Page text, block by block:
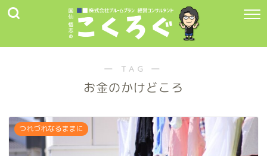
― TAG ―
お金のかけどころ
つれづれなるままに